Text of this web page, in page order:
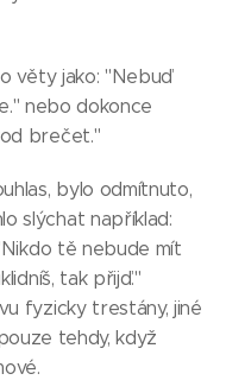
věty jako: "Nebuď
nebo dokonce
brečet."
bylo odmítnuto,
slýchat například:
tě nebude mít
tak přijď."
fyzicky trestány, jiné
tehdy, když